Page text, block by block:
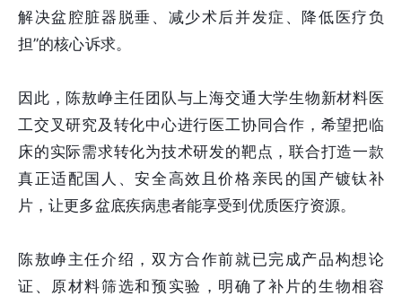
解决盆腔脏器脱垂、减少术后并发症、降低医疗负
担”的核心诉求。
因此，陈敖峥主任团队与上海交通大学生物新材料医
工交叉研究及转化中心进行医工协同合作，希望把临
床的实际需求转化为技术研发的靶点，联合打造一款
真正适配国人、安全高效且价格亲民的国产镀钛补
片，让更多盆底疾病患者能享受到优质医疗资源。
陈敖峥主任介绍，双方合作前就已完成产品构想论
证、原材料筛选和预实验，明确了补片的生物相容